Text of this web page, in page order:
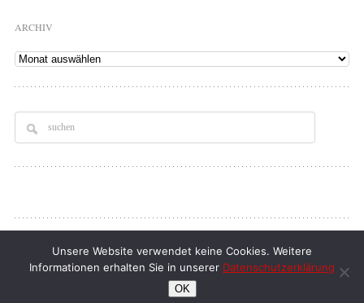
ARCHIV
Archiv
Copyright © 2026Tellerrand. All rights Reserved.
klaus d. doll| full service webdesign
Unsere Website verwendet keine Cookies. Weitere
Informationen erhalten Sie in unserer Datenschutzerklärung
OK